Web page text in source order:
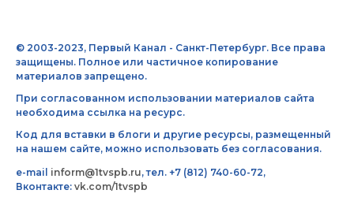
© 2003-2023, Первый Канал - Санкт-Петербург. Все права
защищены. Полное или частичное копирование
материалов запрещено.
При согласованном использовании материалов сайта
необходима ссылка на ресурс.
Код для вставки в блоги и другие ресурсы, размещенный
на нашем сайте, можно использовать без согласования.
e-mail inform@1tvspb.ru, тел. +7 (812) 740-60-72,
Вконтакте: vk.com/1tvspb